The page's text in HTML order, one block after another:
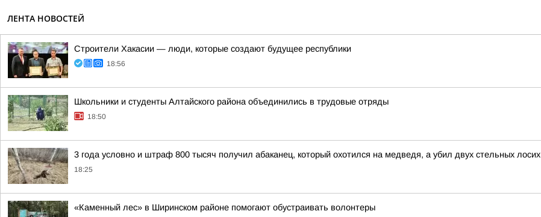
ЛЕНТА НОВОСТЕЙ
Строители Хакасии — люди, которые создают будущее республики
18:56
Школьники и студенты Алтайского района объединились в трудовые отряды
18:50
3 года условно и штраф 800 тысяч получил абаканец, который охотился на медведя, а убил двух стельных лосих
18:25
«Каменный лес» в Ширинском районе помогают обустраивать волонтеры